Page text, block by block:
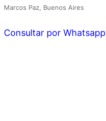
Marcos Paz, Buenos Aires
Consultar por Whatsapp